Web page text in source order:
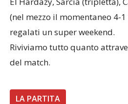
(nel mezzo il momentaneo 4-
regalati un super weekend.
Riviviamo tutto quanto
del match.
LA PARTITA